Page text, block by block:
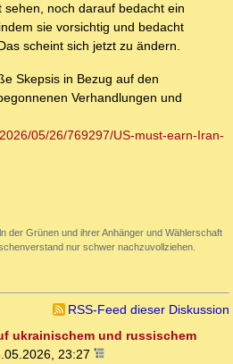
noch darauf bedacht ein
sie vorsichtig und bedacht
scheint sich jetzt zu ändern.
Skepsis in Bezug auf den
Verhandlungen und
05/26/769297/US-must-earn-Iran-
der Grünen und ihrer Anhänger und Wählerschaft
nur schwer nachzuvollziehen.
RSS-Feed dieser Diskussion
ukrainischem und russischem
23:27